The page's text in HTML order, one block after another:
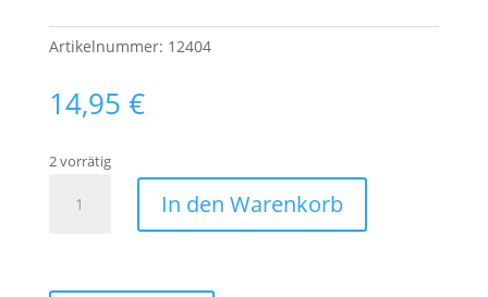
Artikelnummer: 12404
14,95 €
2 vorrätig
MOTORRITZEL
F.BOSCH
In den Warenkorb